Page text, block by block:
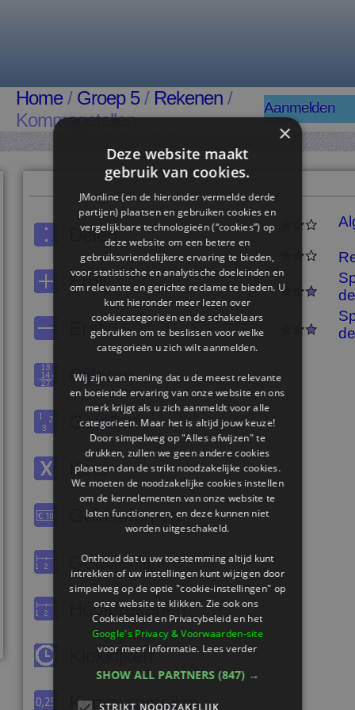
Home/ Groep 5/ Rekenen /
Kommagetallen
Aanmelden
Delen
Erbij
Eraf
Cijferen
Getallen
Keer
Geldsommen
Getallenlijn
Hoofdrekenen
Klokkijken
Kommagetallen
×
Deze website maakt
gebruik van cookies.
JMonline (en de hieronder vermelde derde
partijen) plaatsen en gebruiken cookies en
vergelijkbare technologieën (“cookies”) op
deze website om een ​​betere en
gebruiksvriendelijkere ervaring te bieden,
voor statistische en analytische doeleinden en
om relevante en gerichte reclame te bieden. U
kunt hieronder meer lezen over
cookiecategorieën en de schakelaars
gebruiken om te beslissen voor welke
categorieën u zich wilt aanmelden.
Wij zijn van mening dat u de meest relevante
en boeiende ervaring van onze website en ons
merk krijgt als u zich aanmeldt voor alle
categorieën. Maar het is altijd jouw keuze!
Door simpelweg op "Alles afwijzen" te
drukken, zullen we geen andere cookies
plaatsen dan de strikt noodzakelijke cookies.
We moeten de noodzakelijke cookies instellen
om de kernelementen van onze website te
laten functioneren, en deze kunnen niet
worden uitgeschakeld.
Onthoud dat u uw toestemming altijd kunt
intrekken of uw instellingen kunt wijzigen door
simpelweg op de optie "cookie-instellingen" op
onze website te klikken. Zie ook ons ​​
Cookiebeleid en Privacybeleid en het
Google's Privacy & Voorwaarden-site
voor meer informatie. Lees verder
SHOW ALL PARTNERS (847) →
STRIKT NOODZAKELIJK